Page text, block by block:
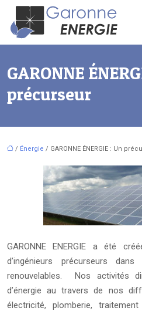
GARONNE
précurseur
/ Énergie / GARONNE ÉNERGIE : Un
GARONNE ENERGIE a été
d’ingénieurs précurseurs
renouvelables. Nos activités
d’énergie au travers de nos
électricité, plomberie,